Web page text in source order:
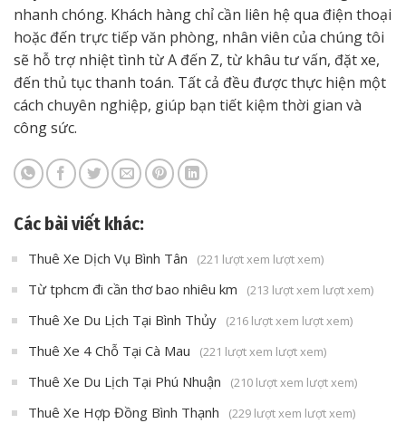
nhanh chóng. Khách hàng chỉ cần liên hệ qua điện thoại
hoặc đến trực tiếp văn phòng, nhân viên của chúng tôi
sẽ hỗ trợ nhiệt tình từ A đến Z, từ khâu tư vấn, đặt xe,
đến thủ tục thanh toán. Tất cả đều được thực hiện một
cách chuyên nghiệp, giúp bạn tiết kiệm thời gian và
công sức.
Các bài viết khác:
Thuê Xe Dịch Vụ Bình Tân (221 lượt xem lượt xem)
Từ tphcm đi cần thơ bao nhiêu km (213 lượt xem lượt xem)
Thuê Xe Du Lịch Tại Bình Thủy (216 lượt xem lượt xem)
Thuê Xe 4 Chỗ Tại Cà Mau (221 lượt xem lượt xem)
Thuê Xe Du Lịch Tại Phú Nhuận (210 lượt xem lượt xem)
Thuê Xe Hợp Đồng Bình Thạnh (229 lượt xem lượt xem)